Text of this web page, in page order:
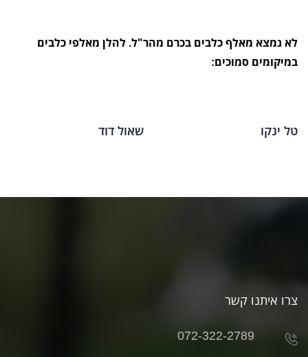
לא נמצא מאלף כלבים בכרם מהר"ל. להלן מאלפי כלבים
במיקומים סמוכים:
טל ינקו שאול דוד
צרו איתנו קשר
072-322-2789